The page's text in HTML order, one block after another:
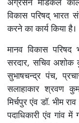
अग्रसेन मेडिकल
विकास परिषद् भारत
करने का कार्य किया है।
मानव विकास
सरदार, सचिव अशोक
सुभाषचन्द्र पंच,
सलाहाकार श्रवण
मिर्चपुर एंव डॉ. भीम
पदाधिकारी एंव गांव में